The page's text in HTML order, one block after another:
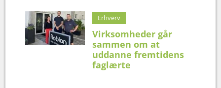
Erhverv
Virksomheder går
sammen om at
uddanne fremtidens
faglærte